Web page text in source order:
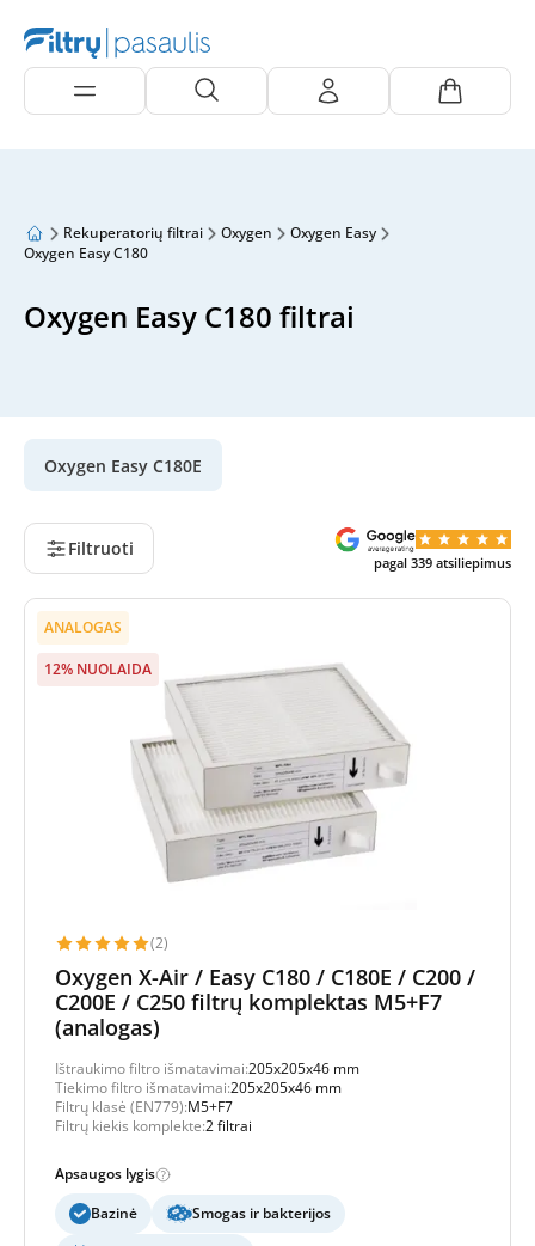
Rekuperatorių filtrai Oxygen
Oxygen Easy
Oxygen Easy C180
Oxygen Easy C180 filtrai
Oxygen Easy C180E
Filtruoti
pagal 339 atsiliepimus
ANALOGAS
12% NUOLAIDA
(2)
Oxygen X-Air / Easy C180 / C180E / C200 /
C200E / C250 filtrų komplektas M5+F7
(analogas)
Ištraukimo filtro išmatavimai:205x205x46 mm
Tiekimo filtro išmatavimai:205x205x46 mm
Filtrų klasė (EN779):M5+F7
Filtrų kiekis komplekte:2 filtrai
Apsaugos lygis
Bazinė
Smogas ir bakterijos